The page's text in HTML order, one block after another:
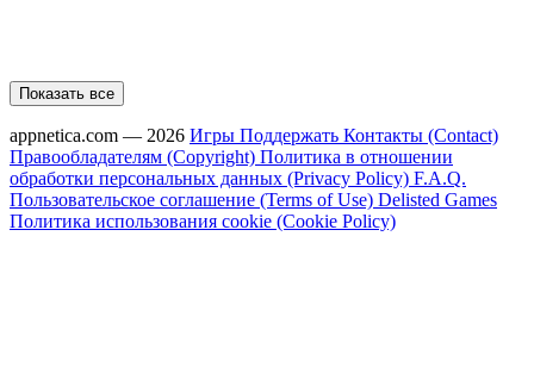
Показать все
appnetica.com — 2026 Игры Поддержать Контакты (Contact)
Правообладателям (Copyright) Политика в отношении
обработки персональных данных (Privacy Policy) F.A.Q.
Пользовательское соглашение (Terms of Use) Delisted Games
Политика использования cookie (Cookie Policy)